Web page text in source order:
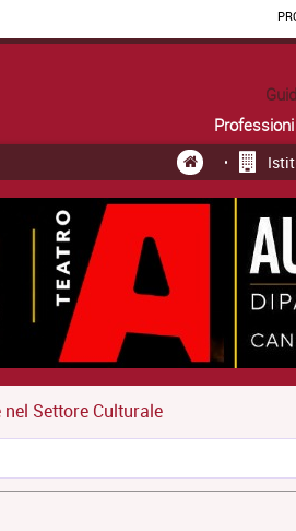
Professioni
Settore Culturale